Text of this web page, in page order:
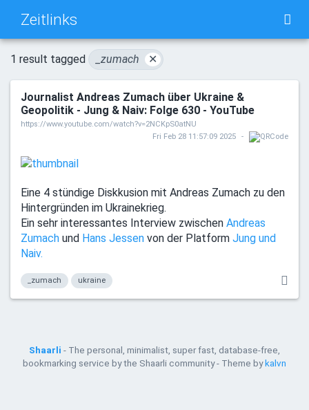
Zeitlinks
TAG CLOUD
DAILY SEARCH
1 result tagged _zumach ✕
Journalist Andreas Zumach über Ukraine &
Geopolitik - Jung & Naiv: Folge 630 - YouTube
https://www.youtube.com/watch?v=2NCKpS0atNU
Fri Feb 28 11:57:09 2025
Eine 4 stündige Diskkusion mit Andreas Zumach zu den
Hintergründen im Ukrainekrieg.
Ein sehr interessantes Interview zwischen Andreas
Zumach und Hans Jessen von der Platform Jung und
Naiv.
_zumach ukraine
Shaarli - The personal, minimalist, super fast, database-free,
bookmarking service by the Shaarli community - Theme bykalvn